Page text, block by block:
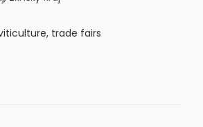
trade fairs